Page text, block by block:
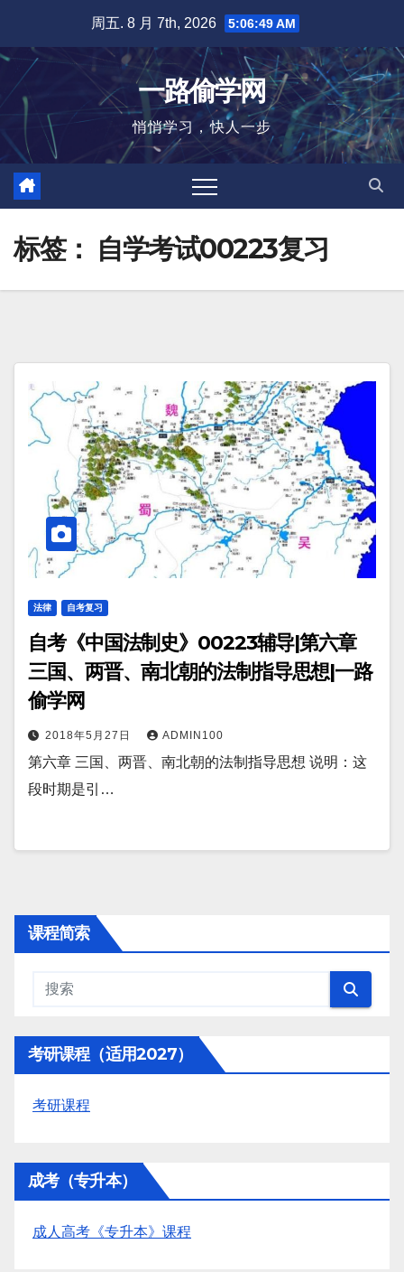
内
容
周五. 8 月 7th, 2026 5:06:49 AM
一路偷学网
悄悄学习，快人一步
标签： 自学考试00223复习
法律 自考复习
自考《中国法制史》00223辅导|第六章
三国、两晋、南北朝的法制指导思想|一路
偷学网
2018年5月27日 ADMIN100
第六章 三国、两晋、南北朝的法制指导思想 说明：这
段时期是引…
课程简索
考研课程（适用2027）
考研课程
成考（专升本）
成人高考《专升本》课程